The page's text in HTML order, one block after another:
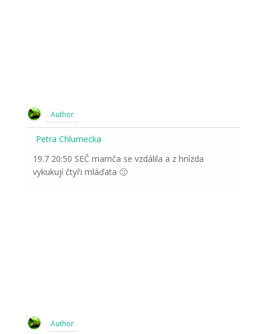
Author
Petra Chlumecka
19.7 20:50 SEČ mamča se vzdálila a z hnízda
vykukují čtyři mláďata 🙂
Author